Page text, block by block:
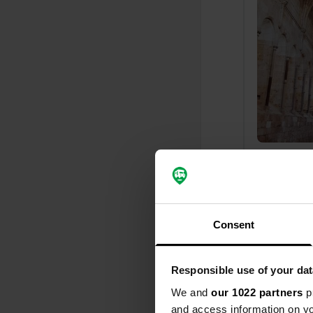
Consent
Responsible use of your
We and our 1022 partners
and access information on
I camper
dell'acqua
A proposito,
Tradotto da